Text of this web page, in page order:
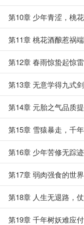
第10章 少年青涩，桃
第11章 桃花酒酿惹祸
第12章 春雨惊蛰起惊
第13章 无意学得九式
第14章 元胎之气品质
第15章 雪猿暴走，千
第16章 少年苦修无踪
第17章 弱肉强食的世
第18章 人生无退路，
第19章 千年树妖难应